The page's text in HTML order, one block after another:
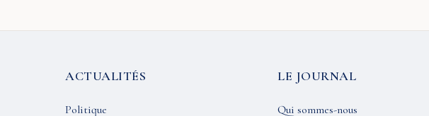
ACTUALITÉS
Politique
LE JOURNAL
Qui sommes-nous